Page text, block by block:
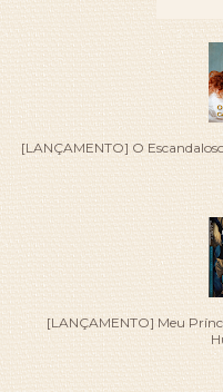
[LANÇAMENTO] O
[LANÇAMENTO] Meu